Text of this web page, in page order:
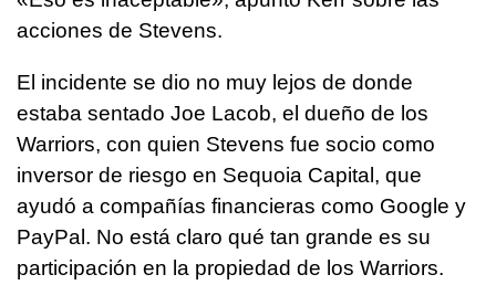
acciones de Stevens.
El incidente se dio no muy lejos de donde
estaba sentado Joe Lacob, el dueño de los
Warriors, con quien Stevens fue socio como
inversor de riesgo en Sequoia Capital, que
ayudó a compañías financieras como Google y
PayPal. No está claro qué tan grande es su
participación en la propiedad de los Warriors.